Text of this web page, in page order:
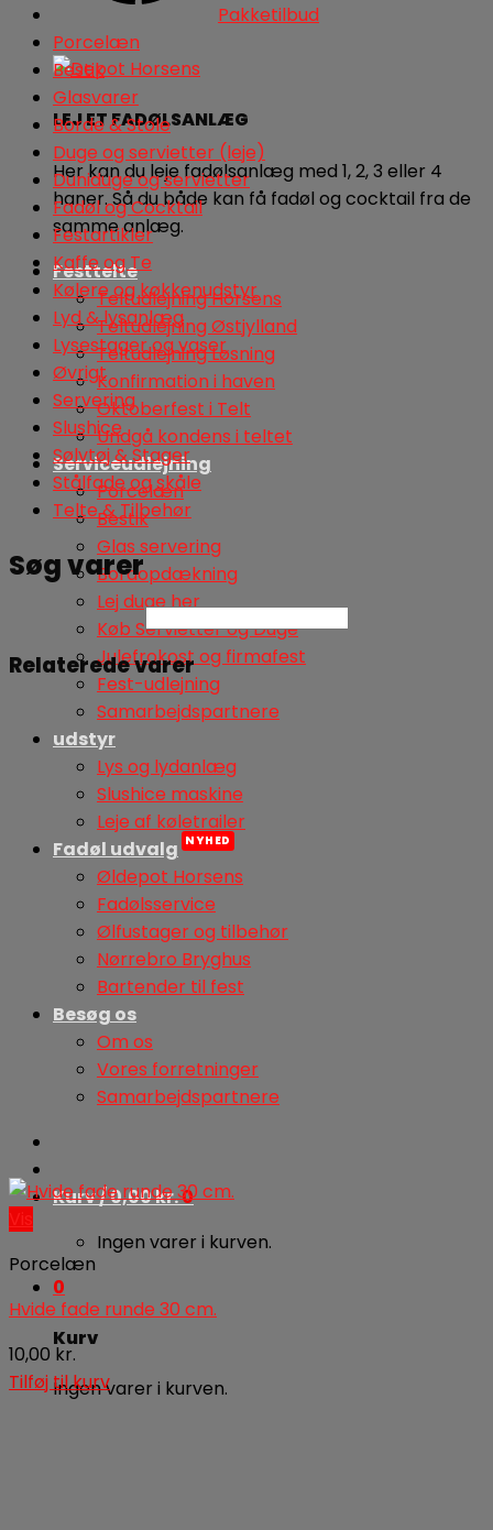
LEJ ET FADØLSANLÆG
Her kan du leje fadølsanlæg med 1, 2, 3 eller 4
haner. Så du både kan få fadøl og cocktail fra de
samme anlæg.
Festtelte
Teltudlejning Horsens
Teltudlejning Østjylland
Teltudlejning Løsning
Konfirmation i haven
Oktoberfest i Telt
Undgå kondens i teltet
Serviceudlejning
Porcelæn
Bestik
Glas servering
Bordopdækning
Lej duge her
Køb Servietter og Duge
Julefrokost og firmafest
Fest-udlejning
Samarbejdspartnere
udstyr
Lys og lydanlæg
Slushice maskine
Leje af køletrailer
Fadøl udvalg
Øldepot Horsens
Fadølsservice
Ølfustager og tilbehør
Nørrebro Bryghus
Bartender til fest
Besøg os
Om os
Vores forretninger
Samarbejdspartnere
Kurv /0,00kr.0
Ingen varer i kurven.
0
Kurv
Ingen varer i kurven.
Pakketilbud
Porcelæn
Bestik
Glasvarer
Borde & Stole
Duge og servietter (leje)
Duniduge og servietter
Fadøl og Cocktail
Festartikler
Kaffe og Te
Kølere og køkkenudstyr
Lyd & lysanlæg
Lysestager og vaser
Øvrigt
Servering
Slushice
Sølvtøj & Stager
Stålfade og skåle
Telte & Tilbehør
Søg varer
Relaterede varer
Porcelæn
Hvide fade runde 30 cm.
10,00 kr.
Tilføj til kurv